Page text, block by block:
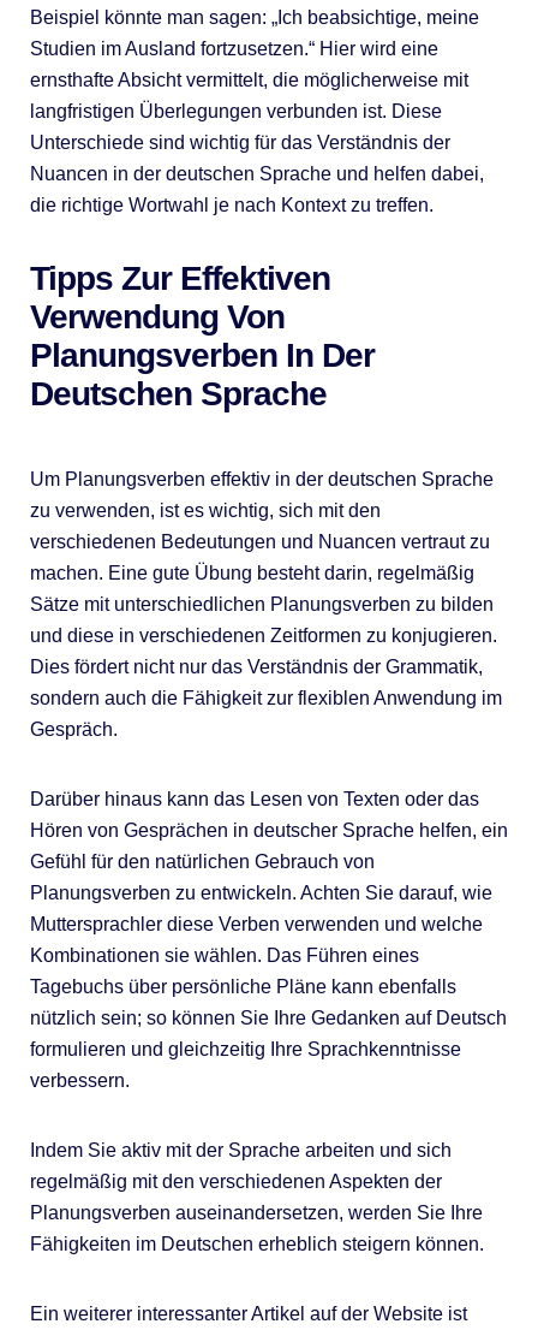
Beispiel könnte man sagen: „Ich beabsichtige, meine
Studien im Ausland fortzusetzen.“ Hier wird eine
ernsthafte Absicht vermittelt, die möglicherweise mit
langfristigen Überlegungen verbunden ist. Diese
Unterschiede sind wichtig für das Verständnis der
Nuancen in der deutschen Sprache und helfen dabei,
die richtige Wortwahl je nach Kontext zu treffen.
Tipps Zur Effektiven
Verwendung Von
Planungsverben In Der
Deutschen Sprache
Um Planungsverben effektiv in der deutschen Sprache
zu verwenden, ist es wichtig, sich mit den
verschiedenen Bedeutungen und Nuancen vertraut zu
machen. Eine gute Übung besteht darin, regelmäßig
Sätze mit unterschiedlichen Planungsverben zu bilden
und diese in verschiedenen Zeitformen zu konjugieren.
Dies fördert nicht nur das Verständnis der Grammatik,
sondern auch die Fähigkeit zur flexiblen Anwendung im
Gespräch.
Darüber hinaus kann das Lesen von Texten oder das
Hören von Gesprächen in deutscher Sprache helfen, ein
Gefühl für den natürlichen Gebrauch von
Planungsverben zu entwickeln. Achten Sie darauf, wie
Muttersprachler diese Verben verwenden und welche
Kombinationen sie wählen. Das Führen eines
Tagebuchs über persönliche Pläne kann ebenfalls
nützlich sein; so können Sie Ihre Gedanken auf Deutsch
formulieren und gleichzeitig Ihre Sprachkenntnisse
verbessern.
Indem Sie aktiv mit der Sprache arbeiten und sich
regelmäßig mit den verschiedenen Aspekten der
Planungsverben auseinandersetzen, werden Sie Ihre
Fähigkeiten im Deutschen erheblich steigern können.
Ein weiterer interessanter Artikel auf der Website ist